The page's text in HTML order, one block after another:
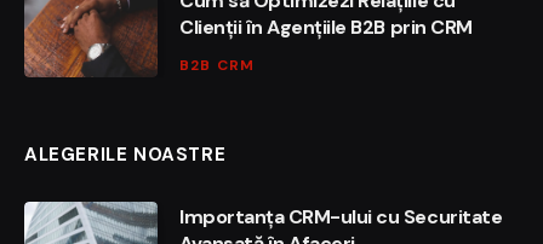
Clienții în Agențiile B2B prin CRM
B2B CRM
ALEGERILE NOASTRE
Importanța CRM-ului cu Securitate